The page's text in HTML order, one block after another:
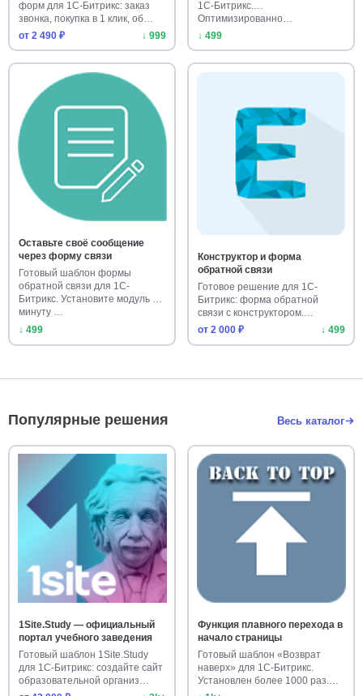
форм для 1С-Битрикс: заказ
звонка, покупка в 1 клик, об…
от 2 490 ₽
↓ 999
1С-Битрикс.
Оптимизированно…
↓ 499
Оставьте своё сообщение
через форму связи
Готовый шаблон формы
обратной связи для 1С-
Битрикс. Установите модуль за
минуту …
↓ 499
Конструктор и форма
обратной связи
Готовое решение для 1С-
Битрикс: форма обратной
связи с конструктором.
Настройте …
от 2 000 ₽ ↓ 499
Популярные решения Весь каталог
1Site.Study — официальный
портал учебного заведения
Готовый шаблон 1Site.Study
для 1С-Битрикс: создайте сайт
образовательной организ…
Функция плавного перехода в
начало страницы
Готовый шаблон «Возврат
наверх» для 1С-Битрикс.
Установлен более 1000 раз.